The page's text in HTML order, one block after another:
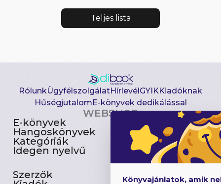
Teljes lista
RólunkÜgyfélszolgálatHírlevél GYIKKiadóknak
Hűségjutalom E-könyvek dedikálással
WEBSHOP
E-könyvek
Hangoskönyvek
Kategóriák
Idegen nyelvű
Csomagajánlatok
Akciósak
Előjegyezhetők
Újdonságok
Szerzők Gyerekkönyvek
Könyvajánlatok, amik